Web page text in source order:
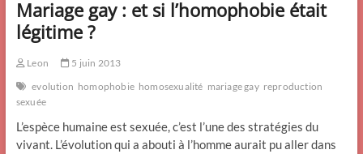
Mariage gay : et si l’homophobie était
légitime ?
Leon
5 juin 2013
evolution homophobie homosexualité mariage gay reproduction
sexuée
L’espèce humaine est sexuée, c’est l’une des stratégies du
vivant. L’évolution qui a abouti à l’homme aurait pu aller dans